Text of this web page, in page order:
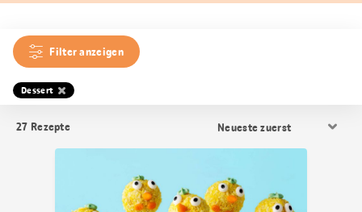
Filter anzeigen
Dessert
27 Rezepte
Sortierung